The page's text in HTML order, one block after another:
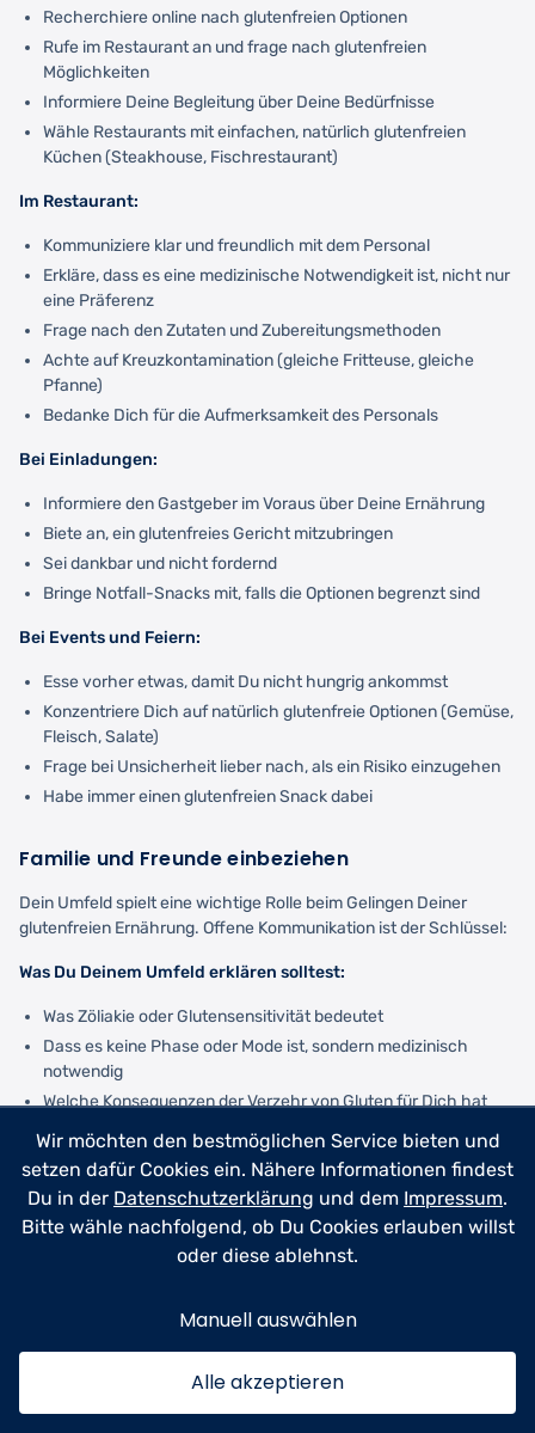
Recherchiere online nach glutenfreien Optionen
Rufe im Restaurant an und frage nach glutenfreien
Möglichkeiten
Informiere Deine Begleitung über Deine Bedürfnisse
Wähle Restaurants mit einfachen, natürlich glutenfreien
Küchen (Steakhouse, Fischrestaurant)
Im Restaurant:
Kommuniziere klar und freundlich mit dem Personal
Erkläre, dass es eine medizinische Notwendigkeit ist, nicht nur
eine Präferenz
Frage nach den Zutaten und Zubereitungsmethoden
Achte auf Kreuzkontamination (gleiche Fritteuse, gleiche
Pfanne)
Bedanke Dich für die Aufmerksamkeit des Personals
Bei Einladungen:
Informiere den Gastgeber im Voraus über Deine Ernährung
Biete an, ein glutenfreies Gericht mitzubringen
Sei dankbar und nicht fordernd
Bringe Notfall-Snacks mit, falls die Optionen begrenzt sind
Bei Events und Feiern:
Esse vorher etwas, damit Du nicht hungrig ankommst
Konzentriere Dich auf natürlich glutenfreie Optionen (Gemüse,
Fleisch, Salate)
Frage bei Unsicherheit lieber nach, als ein Risiko einzugehen
Habe immer einen glutenfreien Snack dabei
Familie und Freunde einbeziehen
Dein Umfeld spielt eine wichtige Rolle beim Gelingen Deiner
glutenfreien Ernährung. Offene Kommunikation ist der Schlüssel:
Was Du Deinem Umfeld erklären solltest:
Was Zöliakie oder Glutensensitivität bedeutet
Dass es keine Phase oder Mode ist, sondern medizinisch
notwendig
Welche Konsequenzen der Verzehr von Gluten für Dich hat
Wie sie Dich unterstützen können
Was Du von Deinem Umfeld erwarten darfst:
Verständnis und Rücksichtnahme
Bereitschaft, glutenfreie Optionen anzubieten
Was Du nicht erwarten solltest:
Dass sich alle auf Deine Ernährung einstellen
Wir möchten den bestmöglichen Service bieten und
setzen dafür Cookies ein. Nähere Informationen findest
Du in der Datenschutzerklärung und dem Impressum.
Bitte wähle nachfolgend, ob Du Cookies erlauben willst
oder diese ablehnst.
Manuell auswählen
Alle akzeptieren